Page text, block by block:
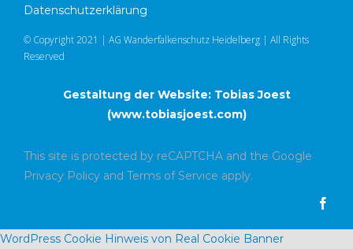
Datenschutzerklärung
© Copyright 2021 | AG Wanderfalkenschutz Heidelberg | All Rights
Reserved
Gestaltung der Website: Tobias Joest
(www.tobiasjoest.com)
This site is protected by reCAPTCHA and the Google
Privacy Policy and Terms of Service apply.
WordPress Cookie Hinweis von Real Cookie Banner